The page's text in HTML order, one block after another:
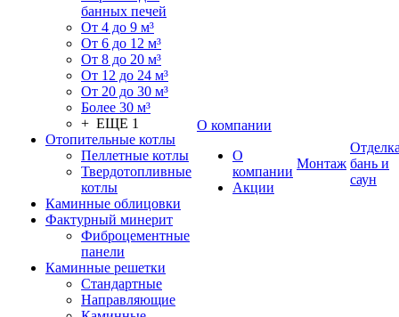
банных печей
От 4 до 9 м³
От 6 до 12 м³
От 8 до 20 м³
От 12 до 24 м³
От 20 до 30 м³
Более 30 м³
+ ЕЩЕ 1
Отопительные котлы
Пеллетные котлы
Твердотопливные
котлы
Каминные облицовки
Фактурный минерит
Фиброцементные
панели
Каминные решетки
Стандартные
Направляющие
О компании
О
компании
Акции
Монтаж бань и
саун